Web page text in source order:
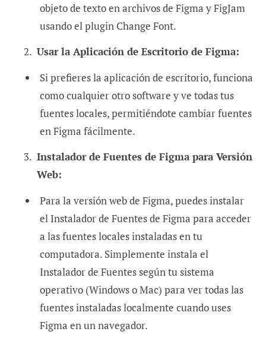
objeto de texto en archivos de Figma y FigJam
usando el plugin Change Font.
Usar la Aplicación de Escritorio de Figma:
Si prefieres la aplicación de escritorio, funciona
como cualquier otro software y ve todas tus
fuentes locales, permitiéndote cambiar fuentes
en Figma fácilmente.
Instalador de Fuentes de Figma para Versión
Web:
Para la versión web de Figma, puedes instalar
el Instalador de Fuentes de Figma para acceder
a las fuentes locales instaladas en tu
computadora. Simplemente instala el
Instalador de Fuentes según tu sistema
operativo (Windows o Mac) para ver todas las
fuentes instaladas localmente cuando uses
Figma en un navegador.